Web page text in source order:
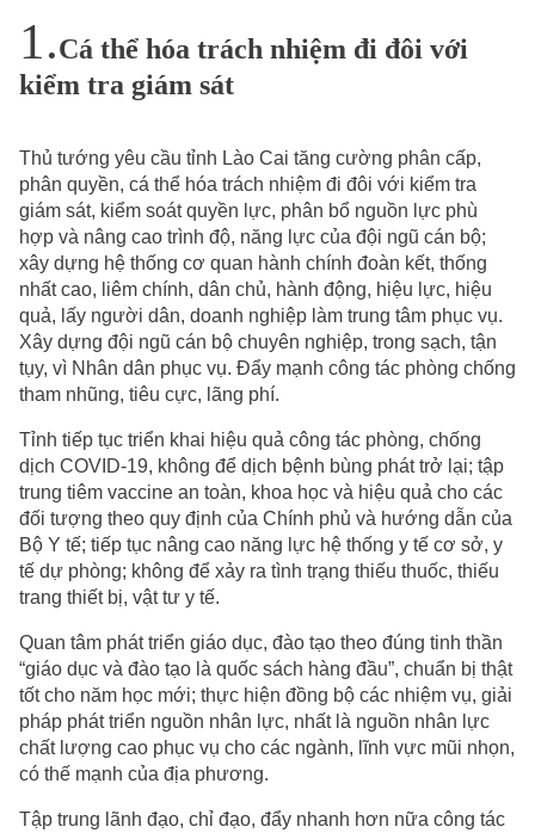
Cá thể hóa trách nhiệm đi đôi với
kiểm tra giám sát
Thủ tướng yêu cầu tỉnh Lào Cai tăng cường phân cấp,
phân quyền, cá thể hóa trách nhiệm đi đôi với kiểm tra
giám sát, kiểm soát quyền lực, phân bổ nguồn lực phù
hợp và nâng cao trình độ, năng lực của đội ngũ cán bộ;
xây dựng hệ thống cơ quan hành chính đoàn kết, thống
nhất cao, liêm chính, dân chủ, hành động, hiệu lực, hiệu
quả, lấy người dân, doanh nghiệp làm trung tâm phục vụ.
Xây dựng đội ngũ cán bộ chuyên nghiệp, trong sạch, tận
tụy, vì Nhân dân phục vụ. Đẩy mạnh công tác phòng chống
tham nhũng, tiêu cực, lãng phí.
Tỉnh tiếp tục triển khai hiệu quả công tác phòng, chống
dịch COVID-19, không để dịch bệnh bùng phát trở lại; tập
trung tiêm vaccine an toàn, khoa học và hiệu quả cho các
đối tượng theo quy định của Chính phủ và hướng dẫn của
Bộ Y tế; tiếp tục nâng cao năng lực hệ thống y tế cơ sở, y
tế dự phòng; không để xảy ra tình trạng thiếu thuốc, thiếu
trang thiết bị, vật tư y tế.
Quan tâm phát triển giáo dục, đào tạo theo đúng tinh thần
“giáo dục và đào tạo là quốc sách hàng đầu”, chuẩn bị thật
tốt cho năm học mới; thực hiện đồng bộ các nhiệm vụ, giải
pháp phát triển nguồn nhân lực, nhất là nguồn nhân lực
chất lượng cao phục vụ cho các ngành, lĩnh vực mũi nhọn,
có thế mạnh của địa phương.
Tập trung lãnh đạo, chỉ đạo, đẩy nhanh hơn nữa công tác